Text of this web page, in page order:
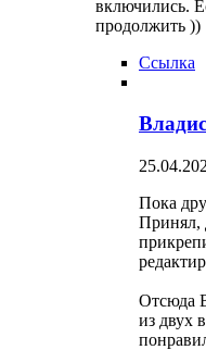
включились.
продолжить ))
Ссылка
Пока
Принял,
Отсюда
из двух